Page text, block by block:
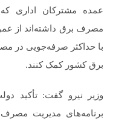
عمده مشترکان اداری
مصرف برق داشته‌اند از
با حداکثر صرفه‌جویی در
برق کشور کمک کنند.
وزیر نیرو گفت: تأکید
برنامه‌های مدیریت مصرف